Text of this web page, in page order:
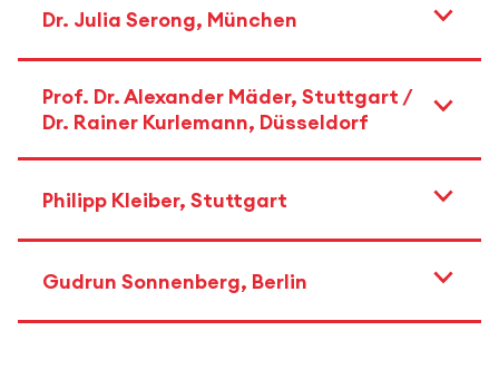
Dr. Julia Serong, München
Prof. Dr. Alexander Mäder, Stuttgart /
Dr. Rainer Kurlemann, Düsseldorf
Philipp Kleiber, Stuttgart
Gudrun Sonnenberg, Berlin